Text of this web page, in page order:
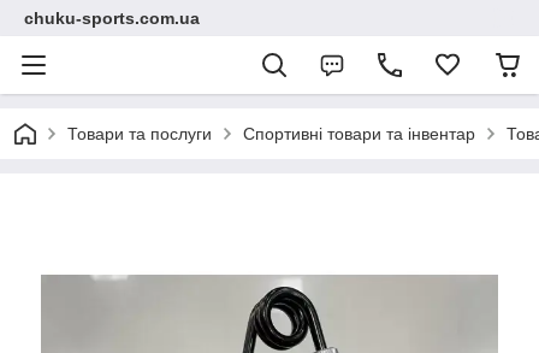
chuku-sports.com.ua
Товари та послуги Спортивні товари та інвентар